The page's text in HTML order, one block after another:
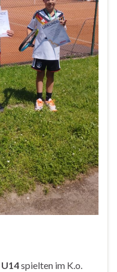
U14spielten im K.o.